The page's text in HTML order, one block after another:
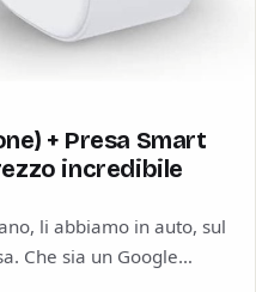
+ Presa Smart
incredibile
li abbiamo in auto, sul
Che sia un Google